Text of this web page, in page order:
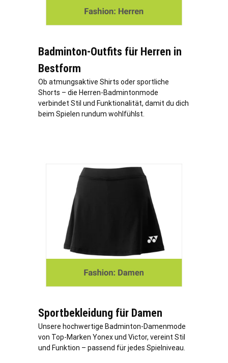
Badminton-Outfits für Herren in
Bestform
Ob atmungsaktive Shirts oder sportliche
Shorts – die Herren-Badmintonmode
verbindet Stil und Funktionalität, damit du dich
beim Spielen rundum wohlfühlst.
Sportbekleidung für Damen
Unsere hochwertige Badminton-Damenmode
von Top-Marken Yonex und Victor, vereint Stil
und Funktion – passend für jedes Spielniveau.